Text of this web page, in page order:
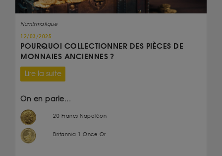
Numismatique
12/03/2025
POURQUOI COLLECTIONNER DES PIÈCES DE
MONNAIES ANCIENNES ?
Lire la suite
On en parle...
20 Francs Napoléon
Britannia 1 Once Or